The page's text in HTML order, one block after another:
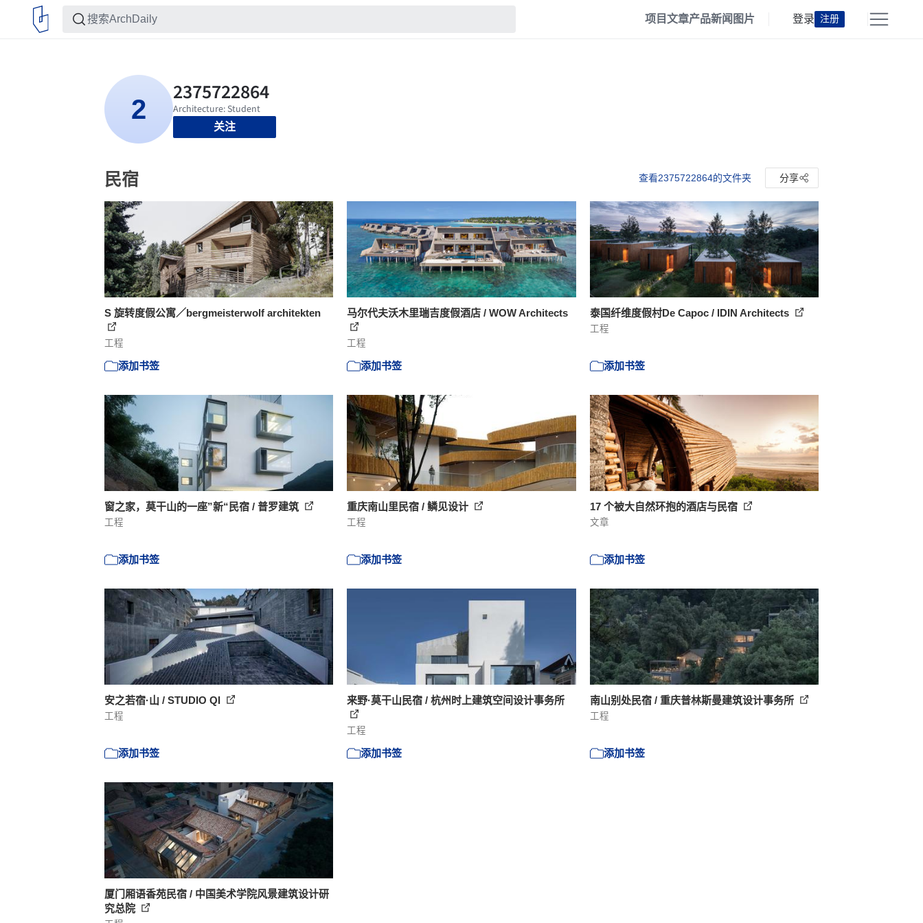
项目文章产品新闻 图片 登录 注册
关注
民宿 查看2375722864的文件夹 分享
S 旋转度假公寓／bergmeisterwolf architekten
工程
添加书签
马尔代夫沃木里瑞吉度假酒店 / WOW Architects
工程
添加书签
泰国纤维度假村De Capoc / IDIN Architects
工程
添加书签
窗之家，莫干山的一座”新“民宿 / 普罗建筑
工程
添加书签
重庆南山里民宿 / 鳞见设计
工程
添加书签
17 个被大自然环抱的酒店与民宿
文章
添加书签
安之若宿·山 / STUDIO QI
工程
添加书签
来野·莫干山民宿 / 杭州时上建筑空间设计事务所
工程
添加书签
南山别处民宿 / 重庆普林斯曼建筑设计事务所
工程
添加书签
厦门厢语香苑民宿 / 中国美术学院风景建筑设计研
究总院